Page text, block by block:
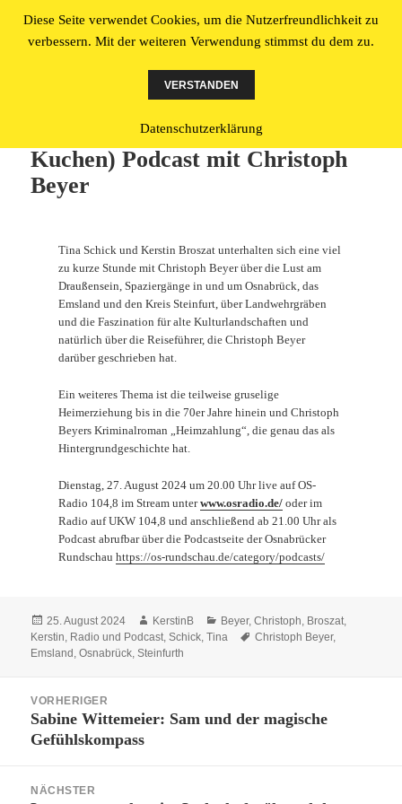
Literatur made in Osnabrück
BUKK (Buch und Kunst und
Kuchen) Podcast mit Christoph
Beyer
Tina Schick und Kerstin Broszat unterhalten sich eine viel
zu kurze Stunde mit Christoph Beyer über die Lust am
Draußensein, Spaziergänge in und um Osnabrück, das
Emsland und den Kreis Steinfurt, über Landwehrgräben
und die Faszination für alte Kulturlandschaften und
natürlich über die Reiseführer, die Christoph Beyer
darüber geschrieben hat.
Ein weiteres Thema ist die teilweise gruselige
Heimerziehung bis in die 70er Jahre hinein und Christoph
Beyers Kriminalroman „Heimzahlung“, die genau das als
Hintergrundgeschichte hat.
Dienstag, 27. August 2024 um 20.00 Uhr live auf OS-
Radio 104,8 im Stream unterwww.osradio.de/oder im
Radio auf UKW 104,8 und anschließend ab 21.00 Uhr als
Podcast abrufbar über die Podcastseite der Osnabrücker
Rundschau https://os-rundschau.de/category/podcasts/
Veröffentlicht
am
25. August 2024 Autor
KerstinB Kategorien
Beyer, Christoph Broszat,
Kerstin Radio und Podcast ,Schick, Tina Schlagwörter
Christoph Beyer,
Emsland ,Osnabrück ,Steinfurth
VORHERIGER
Vorheriger
Beitrag:
Sabine Wittemeier: Sam und der magische
Gefühlskompass
NÄCHSTER
Diese Seite verwendet Cookies, um die Nutzerfreundlichkeit zu
verbessern. Mit der weiteren Verwendung stimmst du dem zu.
VERSTANDEN
Datenschutzerklärung